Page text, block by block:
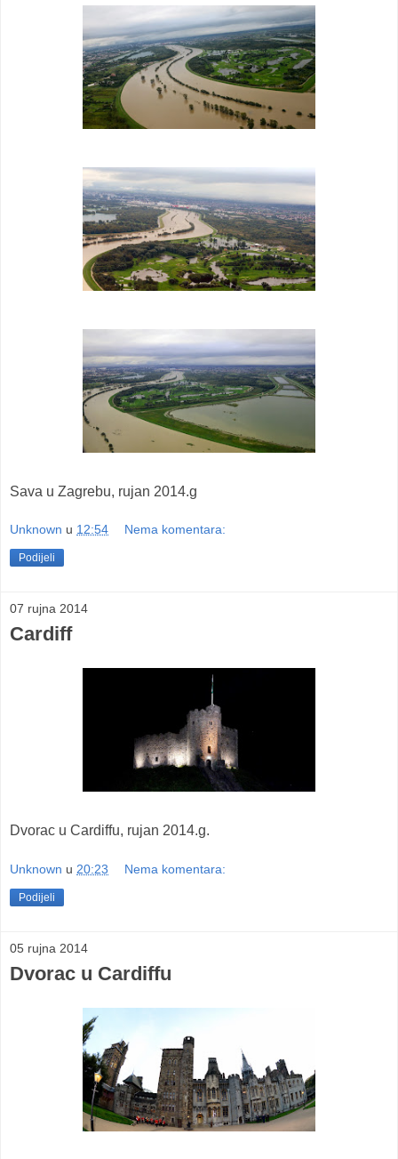
Sava u Zagrebu, rujan 2014.g
Unknown u 12:54 Nema komentara:
Podijeli
07 rujna 2014
Cardiff
Dvorac u Cardiffu, rujan 2014.g.
Unknown u 20:23 Nema komentara:
Podijeli
05 rujna 2014
Dvorac u Cardiffu